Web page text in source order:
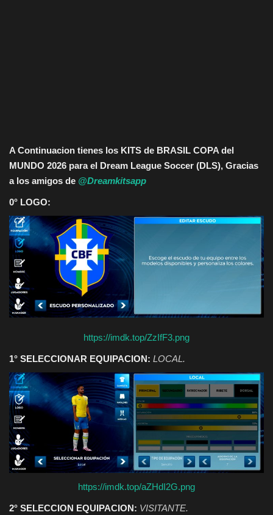
A Continuacion tienes los KITS de BRASIL COPA del
MUNDO 2026 para el Dream League Soccer (DLS), Gracias
a los amigos de @Dreamkitsapp
0° LOGO:
https://imdk.top/ZzIfF3.png
1° SELECCIONAR EQUIPACION: LOCAL.
https://imdk.top/aZHdI2G.png
2° SELECCION EQUIPACION: VISITANTE.